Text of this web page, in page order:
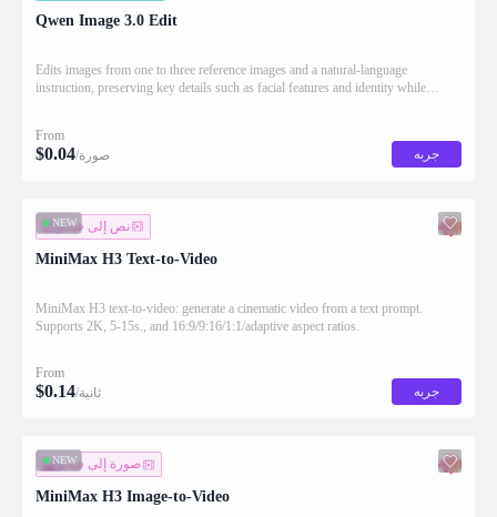
Qwen Image 3.0 Edit
Edits images from one to three reference images and a natural-language
instruction, preserving key details such as facial features and identity while
From
$0.04 /صورة جربه
NEW
نص إلى فيديو
MiniMax H3 Text-to-Video
MiniMax H3 text-to-video: generate a cinematic video from a text prompt.
Supports 2K, 5-15s., and 16:9/9:16/1:1/adaptive aspect ratios.
From
$0.14 /ثانية جربه
NEW
صورة إلى فيديو
MiniMax H3 Image-to-Video